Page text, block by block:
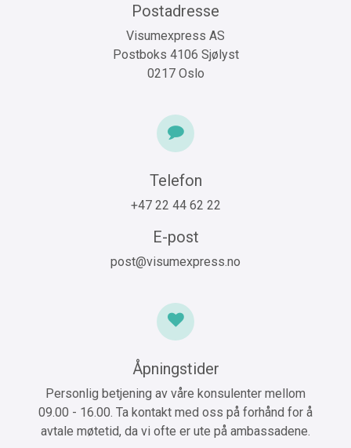
Postadresse
Visumexpress AS
Postboks 4106 Sjølyst
0217 Oslo
Telefon
+47 22 44 62 22
E-post
post@visumexpress.no
Åpningstider
Personlig betjening av våre konsulenter mellom
09.00 - 16.00. Ta kontakt med oss på forhånd for å
avtale møtetid, da vi ofte er ute på ambassadene.